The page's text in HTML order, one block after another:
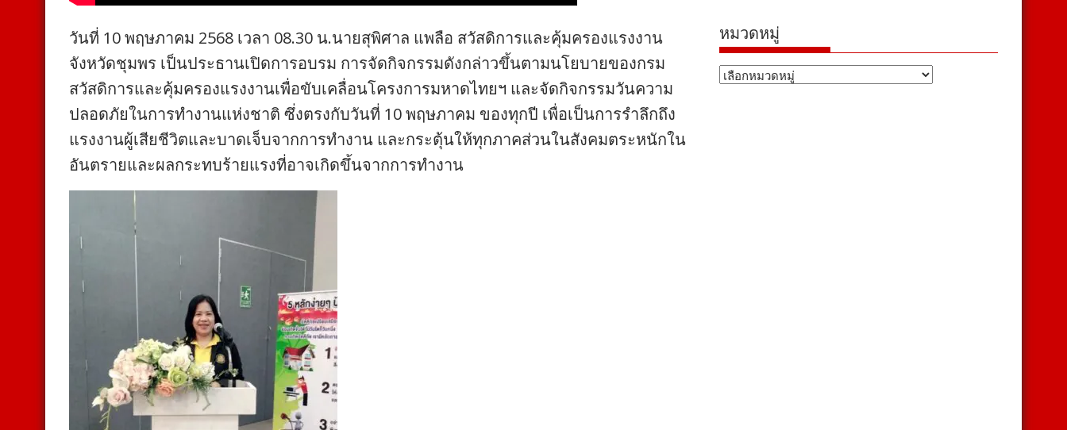
วันที่ 10 พฤษภาคม 2568 เวลา 08.30 น.นายสุพิศาล แพลือ สวัสดิการและคุ้มครองแรงงาน
จังหวัดชุมพร เป็นประธานเปิดการอบรม การจัดกิจกรรมดังกล่าวขึ้นตามนโยบายของกรม
สวัสดิการและคุ้มครองแรงงานเพื่อขับเคลื่อนโครงการมหาดไทยฯ และจัดกิจกรรมวันความ
ปลอดภัยในการทำงานแห่งชาติ ซึ่งตรงกับวันที่ 10 พฤษภาคม ของทุกปี เพื่อเป็นการรำลึกถึง
แรงงานผู้เสียชีวิตและบาดเจ็บจากการทำงาน และกระตุ้นให้ทุกภาคส่วนในสังคมตระหนักใน
อันตรายและผลกระทบร้ายแรงที่อาจเกิดขึ้นจากการทำงาน
หมวดหมู่
หมวด